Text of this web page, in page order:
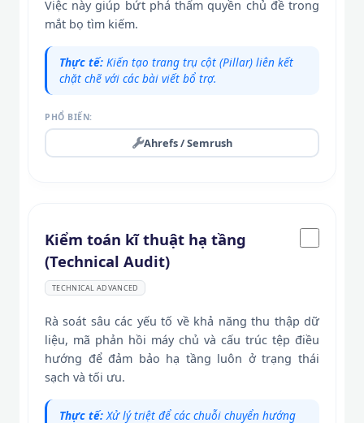
Việc này giúp bứt phá thẩm quyền chủ đề trong
mắt bọ tìm kiếm.
Thực tế: Kiến tạo trang trụ cột (Pillar) liên kết
chặt chẽ với các bài viết bổ trợ.
PHỔ BIẾN:
Ahrefs / Semrush
Kiểm toán kĩ thuật hạ tầng
(Technical Audit)
TECHNICAL ADVANCED
Rà soát sâu các yếu tố về khả năng thu thập dữ
liệu, mã phản hồi máy chủ và cấu trúc tệp điều
hướng để đảm bảo hạ tầng luôn ở trạng thái
sạch và tối ưu.
Thực tế:Xử lý triệt để các chuỗi chuyển hướng